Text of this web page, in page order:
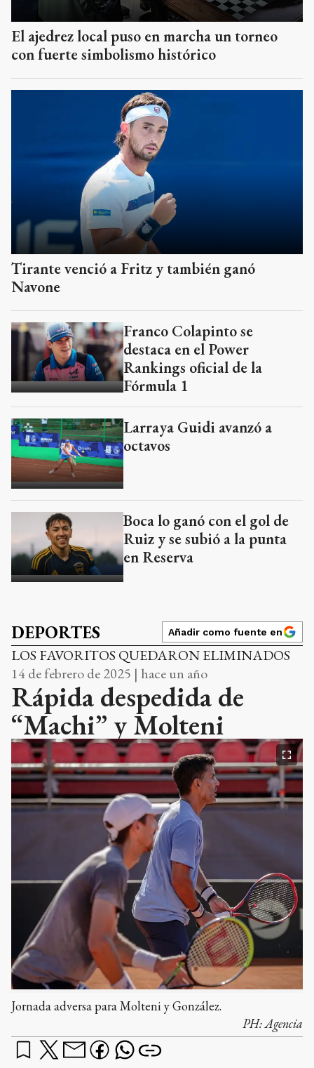
El ajedrez local puso en marcha un torneo
con fuerte simbolismo histórico
Tirante venció a Fritz y también ganó
Navone
Franco Colapinto se
destaca en el Power
Rankings oficial de la
Fórmula 1
Larraya Guidi avanzó a
octavos
Boca lo ganó con el gol de
Ruiz y se subió a la punta
en Reserva
DEPORTES Añadir como fuente en
LOS FAVORITOS QUEDARON ELIMINADOS
14 de febrero de 2025 | hace un año
Rápida despedida de
“Machi” y Molteni
Jornada adversa para Molteni y González.
PH:Agencia